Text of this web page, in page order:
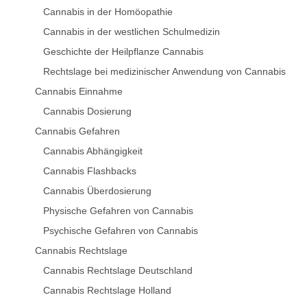
Cannabis in der Homöopathie
Cannabis in der westlichen Schulmedizin
Geschichte der Heilpflanze Cannabis
Rechtslage bei medizinischer Anwendung von Cannabis
Cannabis Einnahme
Cannabis Dosierung
Cannabis Gefahren
Cannabis Abhängigkeit
Cannabis Flashbacks
Cannabis Überdosierung
Physische Gefahren von Cannabis
Psychische Gefahren von Cannabis
Cannabis Rechtslage
Cannabis Rechtslage Deutschland
Cannabis Rechtslage Holland